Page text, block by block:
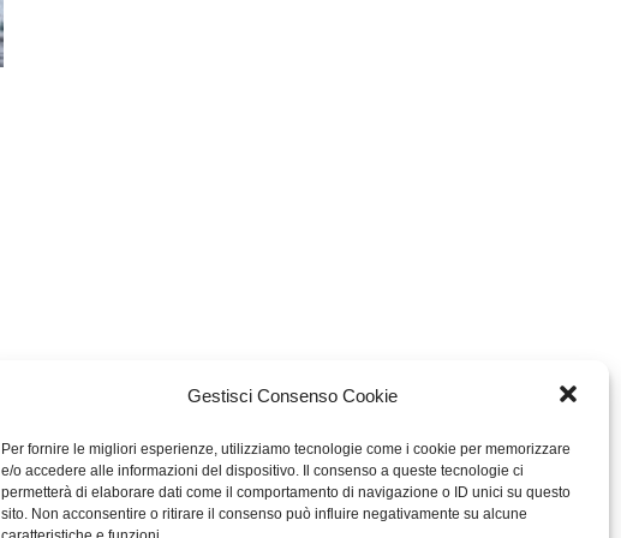
Gestisci Consenso Cookie
Per fornire le migliori esperienze, utilizziamo tecnologie come i cookie per memorizzare
e/o accedere alle informazioni del dispositivo. Il consenso a queste tecnologie ci
permetterà di elaborare dati come il comportamento di navigazione o ID unici su questo
sito. Non acconsentire o ritirare il consenso può influire negativamente su alcune